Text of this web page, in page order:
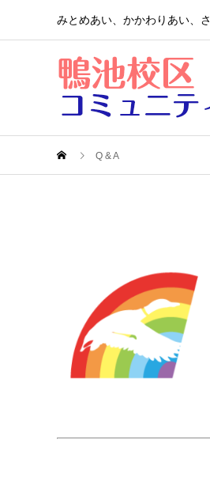
みとめあい、かかわりあい、
Q & A